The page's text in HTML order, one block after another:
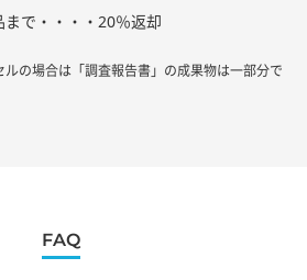
まで・・・・20％返却
の場合は「調査報告書」の成果物は一部分で
FAQ